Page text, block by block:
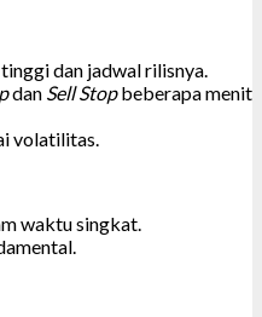
dan jadwal rilisnya.
dan Sell Stopbeberapa menit
volatilitas.
waktu singkat.